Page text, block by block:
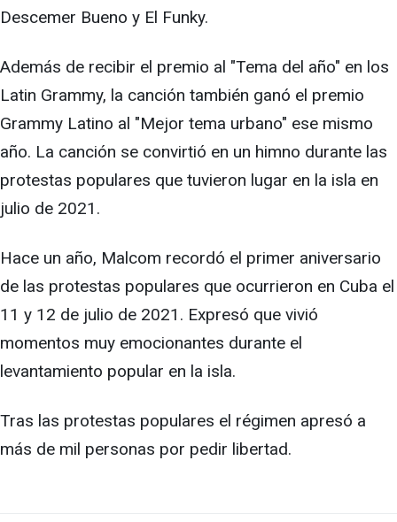
Descemer Bueno y El Funky.
Además de recibir el premio al "Tema del año" en los
Latin Grammy, la canción también ganó el premio
Grammy Latino al "Mejor tema urbano" ese mismo
año. La canción se convirtió en un himno durante las
protestas populares que tuvieron lugar en la isla en
julio de 2021.
Hace un año, Malcom recordó el primer aniversario
de las protestas populares que ocurrieron en Cuba el
11 y 12 de julio de 2021. Expresó que vivió
momentos muy emocionantes durante el
levantamiento popular en la isla.
Tras las protestas populares el régimen apresó a
más de mil personas por pedir libertad.